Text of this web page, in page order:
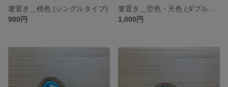
箸置き＿桃色 (シングルタイプ)
900円
1,000円